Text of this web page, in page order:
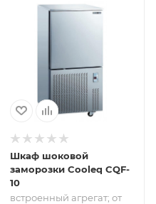
Подпись к товару
10 уровней;
гастроемкости
GN 1/1; противни
60х40 см; 220 В
Шкаф шоковой
заморозки Cooleq CQF-
10
встроенный агрегат; от